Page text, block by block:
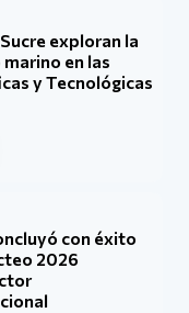
exploran la
en las
y Tecnológicas
con éxito
2026